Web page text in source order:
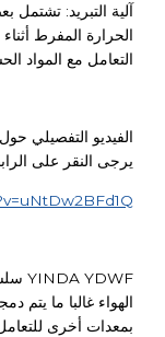
الحرارة المفرط
التعامل مع المواد
يرجى النقر على
الهواء غالبا ما يتم
بمعدات أخرى